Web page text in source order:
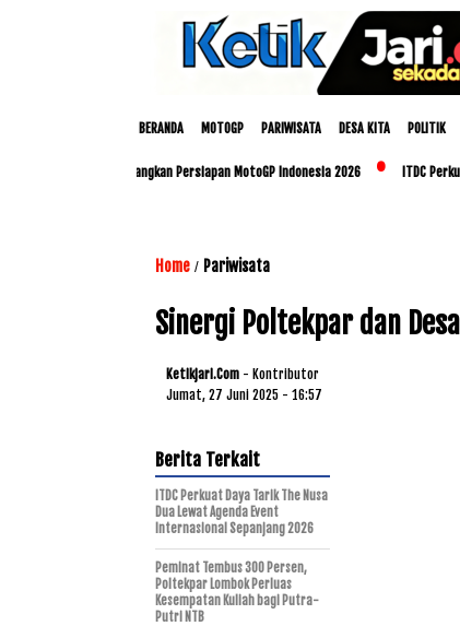
BERANDA MOTOGP PARIWISATA DESA KITA POLITIK
Polda NTB Matangkan Persiapan MotoGP Indonesia 2026 ITDC Perkuat
Home / Pariwisata
Sinergi Poltekpar dan
Ketikjari.com - Kontributor
Jumat, 27 Juni 2025 - 16:57
Berita Terkait
ITDC Perkuat Daya Tarik The Nusa
Dua Lewat Agenda Event
Internasional Sepanjang 2026
Peminat Tembus 300 Persen,
Poltekpar Lombok Perluas
Kesempatan Kuliah bagi Putra-
Putri NTB